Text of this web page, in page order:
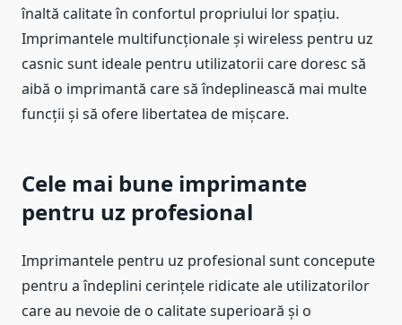
înaltă calitate în confortul propriului lor spațiu.
Imprimantele multifuncționale și wireless pentru uz
casnic sunt ideale pentru utilizatorii care doresc să
aibă o imprimantă care să îndeplinească mai multe
funcții și să ofere libertatea de mișcare.
Cele mai bune imprimante
pentru uz profesional
Imprimantele pentru uz profesional sunt concepute
pentru a îndeplini cerințele ridicate ale utilizatorilor
care au nevoie de o calitate superioară și o